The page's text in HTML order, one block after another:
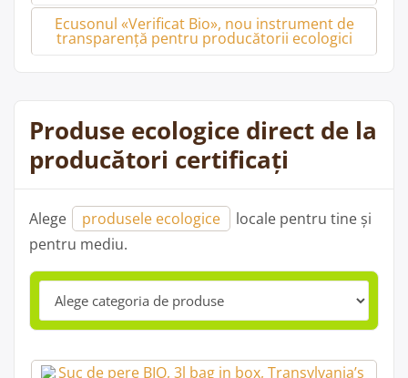
Ecusonul «Verificat Bio», nou instrument de
transparență pentru producătorii ecologici
Produse ecologice direct de la
producători certificați
Alege produsele ecologice
locale pentru tine și
pentru mediu.